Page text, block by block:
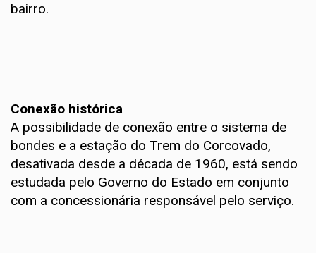
bairro.
Conexão histórica
A possibilidade de conexão entre o sistema de
bondes e a estação do Trem do Corcovado,
desativada desde a década de 1960, está sendo
estudada pelo Governo do Estado em conjunto
com a concessionária responsável pelo serviço.